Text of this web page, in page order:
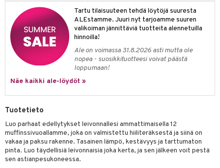
Tartu tilaisuuteen tehdä löytöjä suuresta
ALEstamme. Juuri nyt tarjoamme suuren
valikoiman jännittäviä tuotteita alennetuilla
hinnoilla!
Ale on voimassa 31.8.2026 asti mutta ole
nopea - suosikkituotteesi voivat päästä
loppumaan!
Näe kaikki ale-löydöt »
Tuotetieto
Luo parhaat edellytykset leivonnallesi ammattimaisella 12
muffinssivuoallamme, joka on valmistettu hiiliteräksestä ja siinä on
vakaa ja paksu rakenne. Tasainen lämpö, kestävyys ja tarttumaton
pinta. Luo täydellisiä leivonnaisia joka kerta, ja sen jälkeen voit pestä
sen astianpesukoneessa.
tekstiilit
& Tyynyliinat
& Peitot
& Korit
& Veistokset
& Lyhdyt
& Korit
tekstiilit
tekstiilit
tekstiilit
& Tyynyliinat
& Peitot
hyönteissuoja
& Lyhdyt
& vastauksia